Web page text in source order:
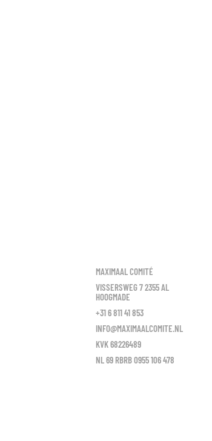
MAXIMAAL COMITÉ
VISSERSWEG 7 2355 AL
HOOGMADE
+31 6 811 41 853
INFO@MAXIMAALCOMITE.NL
KVK 68226489
NL 69 RBRB 0955 106 478